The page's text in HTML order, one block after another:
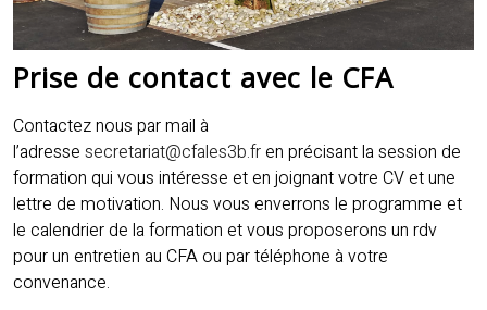
Prise de contact avec le CFA
Contactez nous par mail à
l’adresse secretariat@cfales3b.fren précisant la session de
formation qui vous intéresse et en joignant votre CV et une
lettre de motivation. Nous vous enverrons le programme et
le calendrier de la formation et vous proposerons un rdv
pour un entretien au CFA ou par téléphone à votre
convenance.